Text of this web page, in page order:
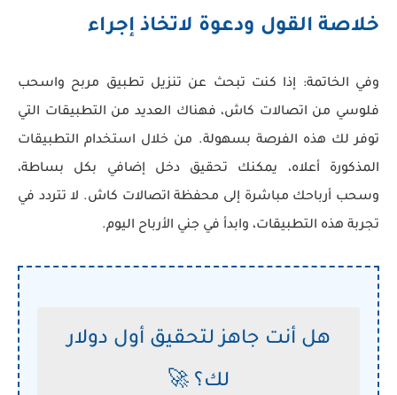
خلاصة القول ودعوة لاتخاذ إجراء
وفي الخاتمة: إذا كنت تبحث عن تنزيل تطبيق مربح واسحب
فلوسي من اتصالات كاش، فهناك العديد من التطبيقات التي
توفر لك هذه الفرصة بسهولة. من خلال استخدام التطبيقات
المذكورة أعلاه، يمكنك تحقيق دخل إضافي بكل بساطة،
وسحب أرباحك مباشرة إلى محفظة اتصالات كاش. لا تتردد في
تجربة هذه التطبيقات، وابدأ في جني الأرباح اليوم.
هل أنت جاهز لتحقيق أول دولار
لك؟ 🚀